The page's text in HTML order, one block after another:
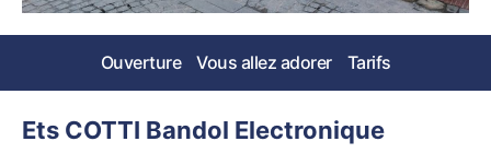
Ouverture Vous allez adorer Tarifs
Ets COTTI Bandol Electronique